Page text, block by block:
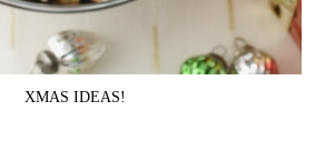
XMAS IDEAS!